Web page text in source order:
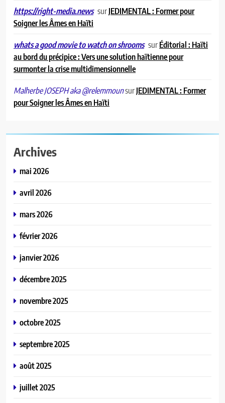
https://right-media.news surJEDIMENTAL : Former pour
Soigner les Âmes en Haïti
whats a good movie to watch on shrooms surÉditorial : Haïti
au bord du précipice : Vers une solution haïtienne pour
surmonter la crise multidimensionnelle
Malherbe JOSEPH aka @relemmounsurJEDIMENTAL : Former
pour Soigner les Âmes en Haïti
Archives
mai 2026
avril 2026
mars 2026
février 2026
janvier 2026
décembre 2025
novembre 2025
octobre 2025
septembre 2025
août 2025
juillet 2025